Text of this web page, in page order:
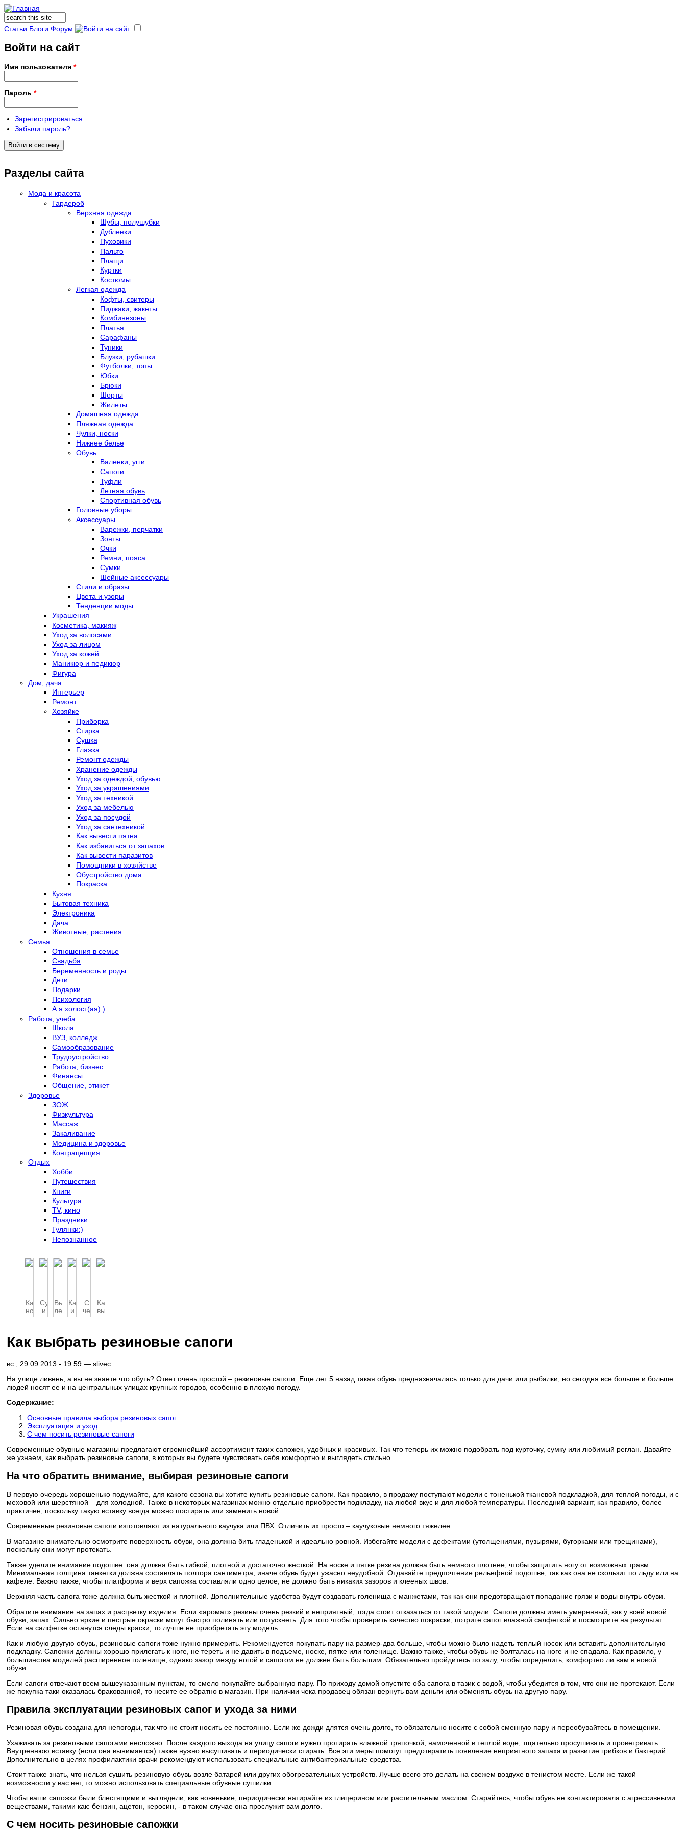
Форма поиска
Поиск
Статьи Блоги Форум
Войти на сайт
Имя пользователя *
Пароль *
Зарегистрироваться
Забыли пароль?
Разделы сайта
Мода и красота
Гардероб
Верхняя одежда
Шубы, полушубки
Дубленки
Пуховики
Пальто
Плащи
Куртки
Костюмы
Легкая одежда
Кофты, свитеры
Пиджаки, жакеты
Комбинезоны
Платья
Сарафаны
Туники
Блузки, рубашки
Футболки, топы
Юбки
Брюки
Шорты
Жилеты
Домашняя одежда
Пляжная одежда
Чулки, носки
Нижнее белье
Обувь
Валенки, угги
Сапоги
Туфли
Летняя обувь
Спортивная обувь
Головные уборы
Аксессуары
Варежки, перчатки
Зонты
Очки
Ремни, пояса
Сумки
Шейные аксессуары
Стили и образы
Цвета и узоры
Тенденции моды
Украшения
Косметика, макияж
Уход за волосами
Уход за лицом
Уход за кожей
Маникюр и педикюр
Фигура
Дом, дача
Интерьер
Ремонт
Хозяйке
Приборка
Стирка
Сушка
Глажка
Ремонт одежды
Хранение одежды
Уход за одеждой, обувью
Уход за украшениями
Уход за техникой
Уход за мебелью
Уход за посудой
Уход за сантехникой
Как вывести пятна
Как избавиться от запахов
Как вывести паразитов
Помощники в хозяйстве
Обустройство дома
Покраска
Кухня
Бытовая техника
Электроника
Дача
Животные, растения
Семья
Отношения в семье
Свадьба
Беременность и роды
Дети
Подарки
Психология
А я холост(ая):)
Работа, учеба
Школа
ВУЗ, колледж
Самообразование
Трудоустройство
Работа, бизнес
Финансы
Общение, этикет
Здоровье
ЗОЖ
Физкультура
Массаж
Закаливание
Медицина и здоровье
Контрацепция
Отдых
Хобби
Путешествия
Книги
Культура
TV, кино
Праздники
Гулянки:)
Непознанное
Как
носить
сапоги
Сумка
и
сапоги:
Выбираем
летние
сапоги
Как
и
с
ботфорты
С
чем
носить
Как
выбирать
зимние
Как выбрать резиновые сапоги
вс., 29.09.2013 - 19:59 — slivec
На улице ливень, а вы не знаете что обуть? Ответ очень простой – резиновые сапоги. Еще лет 5 назад такая обувь предназначалась только для дачи или рыбалки, но сегодня все больше и больше
людей носят ее и на центральных улицах крупных городов, особенно в плохую погоду.
Содержание:
Основные правила выбора резиновых сапог
Эксплуатация и уход
С чем носить резиновые сапоги
Современные обувные магазины предлагают огромнейший ассортимент таких сапожек, удобных и красивых. Так что теперь их можно подобрать под курточку, сумку или любимый реглан. Давайте
же узнаем, как выбрать резиновые сапоги, в которых вы будете чувствовать себя комфортно и выглядеть стильно.
На что обратить внимание, выбирая резиновые сапоги
В первую очередь хорошенько подумайте, для какого сезона вы хотите купить резиновые сапоги. Как правило, в продажу поступают модели с тоненькой тканевой подкладкой, для теплой погоды, и с
меховой или шерстяной – для холодной. Также в некоторых магазинах можно отдельно приобрести подкладку, на любой вкус и для любой температуры. Последний вариант, как правило, более
практичен, поскольку такую вставку всегда можно постирать или заменить новой.
Современные резиновые сапоги изготовляют из натурального каучука или ПВХ. Отличить их просто – каучуковые немного тяжелее.
В магазине внимательно осмотрите поверхность обуви, она должна бить гладенькой и идеально ровной. Избегайте модели с дефектами (утолщениями, пузырями, бугорками или трещинами),
поскольку они могут протекать.
Также уделите внимание подошве: она должна быть гибкой, плотной и достаточно жесткой. На носке и пятке резина должна быть немного плотнее, чтобы защитить ногу от возможных травм.
Минимальная толщина танкетки должна составлять полтора сантиметра, иначе обувь будет ужасно неудобной. Отдавайте предпочтение рельефной подошве, так как она не скользит по льду или на
кафеле. Важно также, чтобы платформа и верх сапожка составляли одно целое, не должно быть никаких зазоров и клееных швов.
Верхняя часть сапога тоже должна быть жесткой и плотной. Дополнительные удобства будут создавать голенища с манжетами, так как они предотвращают попадание грязи и воды внутрь обуви.
Обратите внимание на запах и расцветку изделия. Если «аромат» резины очень резкий и неприятный, тогда стоит отказаться от такой модели. Сапоги должны иметь умеренный, как у всей новой
обуви, запах. Сильно яркие и пестрые окраски могут быстро полинять или потускнеть. Для того чтобы проверить качество покраски, потрите сапог влажной салфеткой и посмотрите на результат.
Если на салфетке останутся следы краски, то лучше не приобретать эту модель.
Как и любую другую обувь, резиновые сапоги тоже нужно примерить. Рекомендуется покупать пару на размер-два больше, чтобы можно было надеть теплый носок или вставить дополнительную
подкладку. Сапожки должны хорошо прилегать к ноге, не тереть и не давить в подъеме, носке, пятке или голенище. Важно также, чтобы обувь не болталась на ноге и не спадала. Как правило, у
большинства моделей расширенное голенище, однако зазор между ногой и сапогом не должен быть большим. Обязательно пройдитесь по залу, чтобы определить, комфортно ли вам в новой
обуви.
Если сапоги отвечают всем вышеуказанным пунктам, то смело покупайте выбранную пару. По приходу домой опустите оба сапога в тазик с водой, чтобы убедится в том, что они не протекают. Если
же покупка таки оказалась бракованной, то несите ее обратно в магазин. При наличии чека продавец обязан вернуть вам деньги или обменять обувь на другую пару.
Правила эксплуатации резиновых сапог и ухода за ними
Резиновая обувь создана для непогоды, так что не стоит носить ее постоянно. Если же дожди длятся очень долго, то обязательно носите с собой сменную пару и переобувайтесь в помещении.
Ухаживать за резиновыми сапогами несложно. После каждого выхода на улицу сапоги нужно протирать влажной тряпочкой, намоченной в теплой воде, тщательно просушивать и проветривать.
Внутреннюю вставку (если она вынимается) также нужно высушивать и периодически стирать. Все эти меры помогут предотвратить появление неприятного запаха и развитие грибков и бактерий.
Дополнительно в целях профилактики врачи рекомендуют использовать специальные антибактериальные средства.
Стоит также знать, что нельзя сушить резиновую обувь возле батарей или других обогревательных устройств. Лучше всего это делать на свежем воздухе в тенистом месте. Если же такой
возможности у вас нет, то можно использовать специальные обувные сушилки.
Чтобы ваши сапожки были блестящими и выглядели, как новенькие, периодически натирайте их глицерином или растительным маслом. Старайтесь, чтобы обувь не контактировала с агрессивными
веществами, такими как: бензин, ацетон, керосин, - в таком случае она прослужит вам долго.
С чем носить резиновые сапожки